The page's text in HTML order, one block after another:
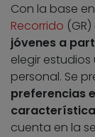
Con la base
Recorrido
jóvenes a
elegir
personal. Se
preferencias
cuenta en la